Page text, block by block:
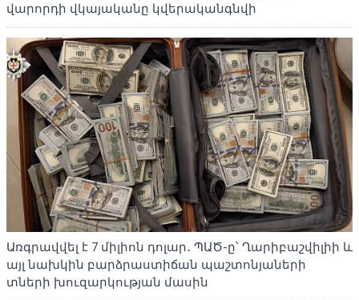
վարորդի վկայականը կվերականգնվի
Առգրավվել է 7 միլիոն դոլար․ ՊԱԾ-ը՝ Ղարիբաշվիլիի և
այլ նախկին բարձրաստիճան պաշտոնյաների
տների խուզարկության մասին